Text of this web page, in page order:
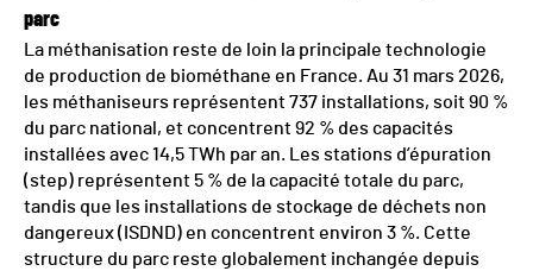
parc
La méthanisation reste de loin la principale technologie
de production de biométhane en France. Au 31 mars 2026,
les méthaniseurs représentent 737 installations, soit 90 %
du parc national, et concentrent 92 % des capacités
installées avec 14,5 TWh par an. Les stations d’épuration
(step) représentent 5 % de la capacité totale du parc,
tandis que les installations de stockage de déchets non
dangereux (ISDND) en concentrent environ 3 %. Cette
structure du parc reste globalement inchangée depuis